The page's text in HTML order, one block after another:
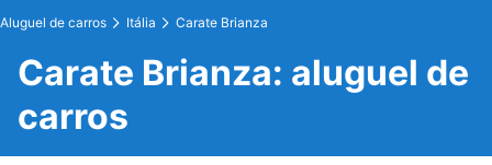
Aluguel de carros Itália Carate Brianza
Carate Brianza: aluguel de
carros